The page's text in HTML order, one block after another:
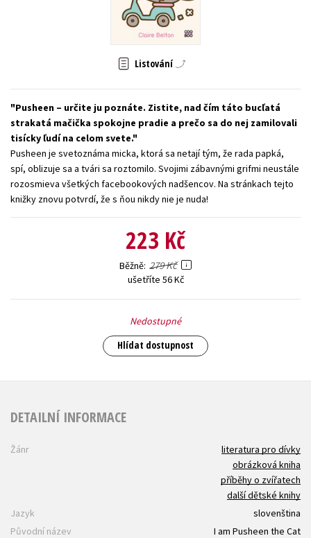
Zahraniční literatura
Listování
Pusheen – určite ju poznáte. Zistite, nad čím táto bucľatá
strakatá mačička spokojne pradie a prečo sa do nej zamilovali
tisícky ľudí na celom svete.
Pusheen je svetoznáma micka, ktorá sa netají tým, že rada papká,
spí, oblizuje sa a tvári sa roztomilo. Svojimi zábavnými grifmi neustále
rozosmieva všetkých facebookových nadšencov. Na stránkach tejto
knižky znovu potvrdí, že s ňou nikdy nie je nuda!
223 Kč
Běžně 279 Kč
ušetříte 56 Kč
Nedostupné
Hlídat dostupnost
DETAILNÍ INFORMACE
Žánr
literatura pro dívky
obrázková kniha
příběhy o zvířatech
další dětské knihy
Jazyk
slovenština
Původní název
I am Pusheen the Cat